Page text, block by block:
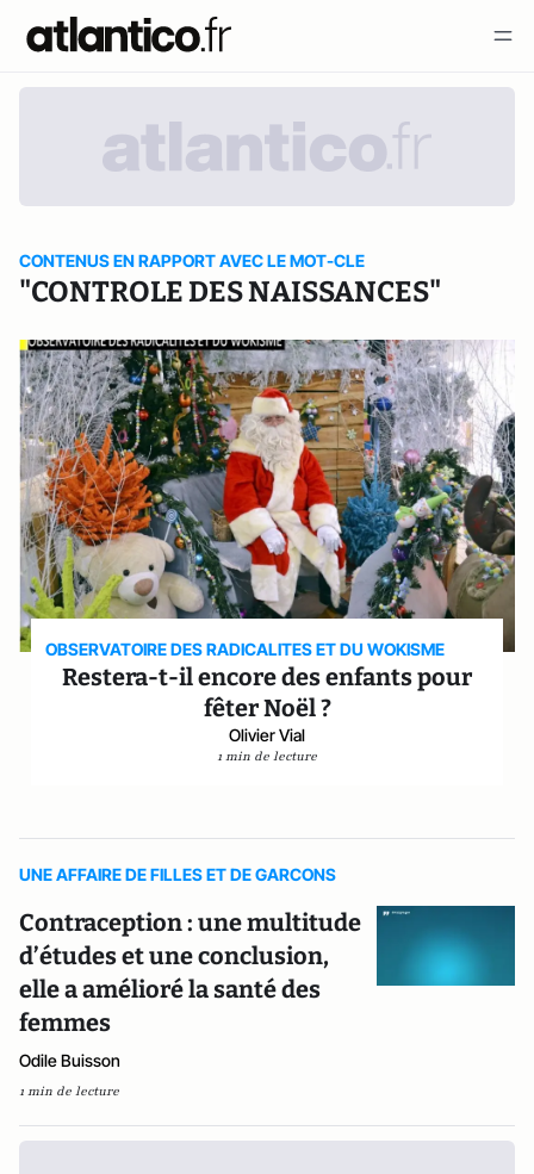
CONTENUS EN RAPPORT AVEC LE MOT-CLE
"CONTROLE DES NAISSANCES"
OBSERVATOIRE DES RADICALITES ET DU WOKISME
Restera-t-il encore des enfants pour
fêter Noël ?
Olivier Vial
1 min de lecture
UNE AFFAIRE DE FILLES ET DE GARCONS
Contraception : une multitude
d’études et une conclusion,
elle a amélioré la santé des
femmes
Odile Buisson
1 min de lecture